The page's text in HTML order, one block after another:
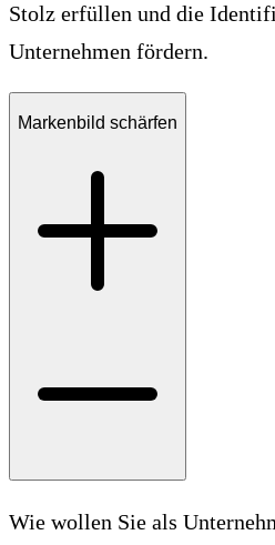
Stolz erfüllen und die
Unternehmen fördern.
Markenbild schärfen
Wie wollen Sie als